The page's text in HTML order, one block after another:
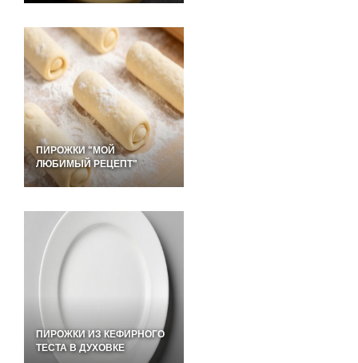
ПИРОЖКИ "МОЙ
ЛЮБИМЫЙ РЕЦЕПТ"
ПИРОЖКИ ИЗ КЕФИРНОГО
ТЕСТА В ДУХОВКЕ